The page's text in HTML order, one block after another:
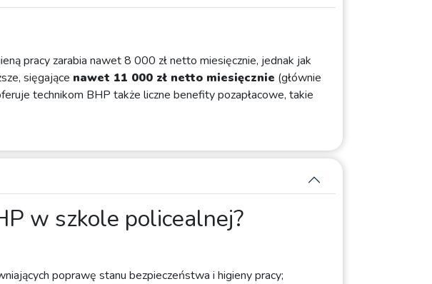
pracy zarabia nawet 8 000 zł netto miesięcznie, jednak jak
sięgające nawet 11 000 zł netto miesięcznie (głównie
technikom BHP także liczne benefity pozapłacowe, takie
w szkole policealnej?
poprawę stanu bezpieczeństwa i higieny pracy;